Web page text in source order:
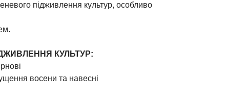
підживлення культур, особливо
КУЛЬТУР:
восени та навесні